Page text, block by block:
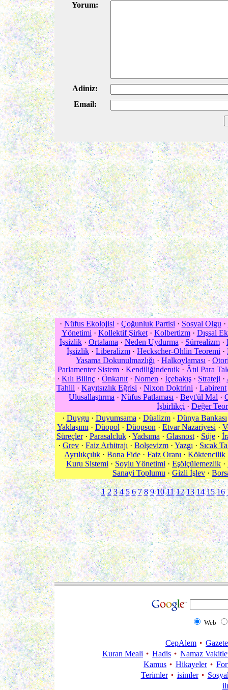
Yorum:
Adiniz:
Email:
· Nüfus Ekolojisi · Çoğunluk Partisi · Sosyal Olgu ·
Yönetimi · Kollektif Şirket· Kolbertizm· Dışsal
İşsizlik· Ortalama · Neden Uydurma · Sürrealizm·
İşsizlik · Liberalizm · Heckscher-Ohlin Teoremi ·
Yasama Dokunulmazlığı · Halkoylaması ·
Parlamenter Sistem · Kendiliğindenıik · Âtıl Para
· Kılı Bilinç · Önkanıt · Nomen · İçebakış · Strateji ·
Tahlil · Kayıtsızlık Eğrisi · Nixon Doktrini · Labirent
Ulusallaştırma · Nüfus Patlaması · Beyt'ül Mal ·
İşbirlikçi · Değer
· Duygu · Duyumsama · Düalizm· Dünya Bankası
Yaklaşımı · Düopol · Düopson · Etvar Nazariyesi ·
Süreçler· Parasalcluk· Yadsıma · Glasnost· Süje·
· Grev · Faiz Arbitrajı · Bolşevizm · Yazgı · Sıcak
Ayrılıkçılık· Bona Fide· Faiz Oranı · Köktencilik
Kuru Sistemi · Soylu Yönetimi · Eşölçülemezlik ·
Sanayi Toplumu · Gizli İşlev ·
1 2 3 4 5 6 7 8 9 10 11 12 13 14 15 16
Web
CepAlem
Kuran Meali
Hadis
Namaz
Kamus
Hikayeler
Terimler
isimler